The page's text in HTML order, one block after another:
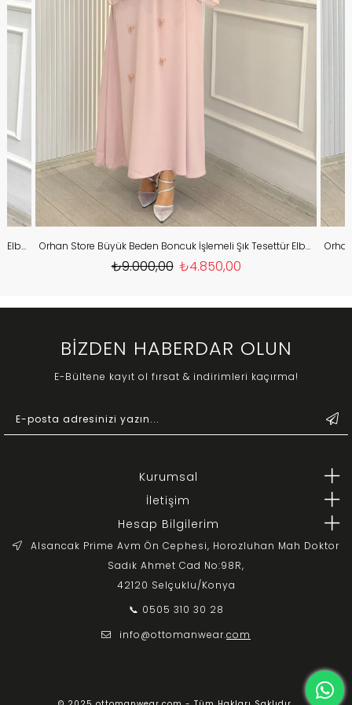
Orhan Store Büyük Beden Boncuk İşlemeli Şık Tesettür Elbise Su Yeşili OTW1903 Orhan Store Büyük Beden Boncuk İşlemeli Şık Tesettür Elbise Pudra OTW1903
₺4.850,00
₺9.000,00
BİZDEN HABERDAR OLUN
E-Bültene kayıt ol fırsat & indirimleri kaçırma!
Kurumsal
İletişim
Hesap Bilgilerim
Alsancak Prime Avm Ön Cephesi, Horozluhan Mah Doktor
Sadık Ahmet Cad No:98R,
42120 Selçuklu/Konya
📞 0505 310 30 28
info@ottomanwear.com